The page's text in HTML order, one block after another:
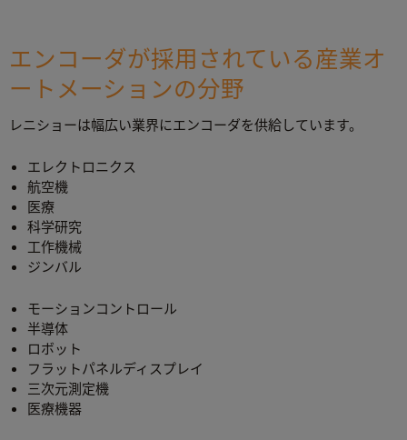
エンコーダが採用されている産業オ
ートメーションの分野
レニショーは幅広い業界にエンコーダを供給しています。
エレクトロニクス
航空機
医療
科学研究
工作機械
ジンバル
モーションコントロール
半導体
ロボット
フラットパネルディスプレイ
三次元測定機
医療機器